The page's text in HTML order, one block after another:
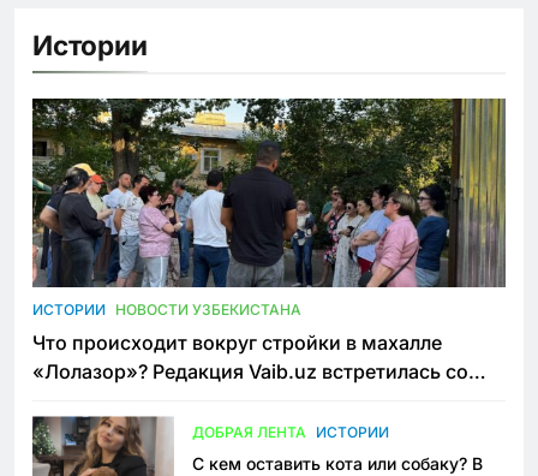
Истории
ИСТОРИИ НОВОСТИ УЗБЕКИСТАНА
Что происходит вокруг стройки в махалле
«Лолазор»? Редакция Vaib.uz встретилась со
ДОБРАЯ ЛЕНТА ИСТОРИИ
С кем оставить кота или собаку? В